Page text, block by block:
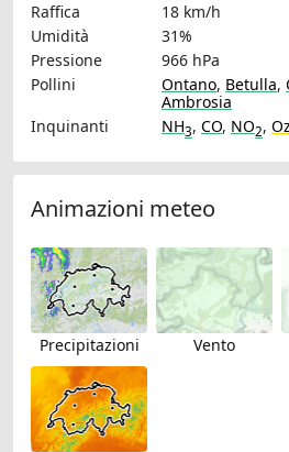
Raffica
18 km/h
Umidità
31%
Pressione
966 hPa
Pollini
Ontano, Betulla,
Ambrosia
Inquinanti
NH3, CO, NO2,
Animazioni meteo
Precipitazioni Vento